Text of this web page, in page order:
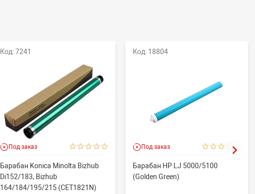
Код: 7241
Под заказ
Барабан Konica Minolta Bizhub
Di152/183, Bizhub
164/184/195/215 (CET1821N)
Код: 18804
Под заказ
Барабан HP LJ 5000/5100
(Golden Green)